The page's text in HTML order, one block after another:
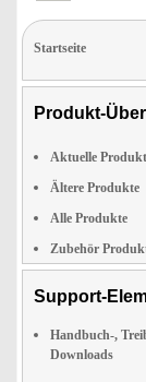
Startseite
Produkt-
Aktuelle
Ältere Produkte
Alle Produkte
Zubehör
Support-
Handbuch-,
Downloads